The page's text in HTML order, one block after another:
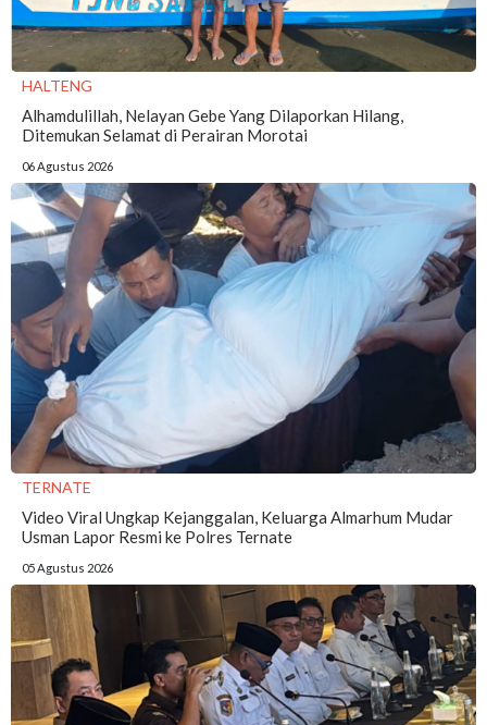
HALTENG
Alhamdulillah, Nelayan Gebe Yang Dilaporkan Hilang,
Ditemukan Selamat di Perairan Morotai
06 Agustus 2026
TERNATE
Video Viral Ungkap Kejanggalan, Keluarga Almarhum Mudar
Usman Lapor Resmi ke Polres Ternate
05 Agustus 2026